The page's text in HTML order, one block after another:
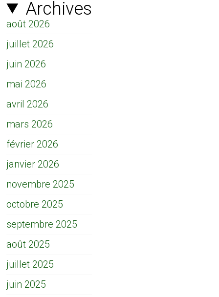
Archives
août 2026
juillet 2026
juin 2026
mai 2026
avril 2026
mars 2026
février 2026
janvier 2026
novembre 2025
octobre 2025
septembre 2025
août 2025
juillet 2025
juin 2025